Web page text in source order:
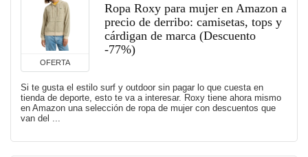
OFERTA
Ropa Roxy para mujer en Amazon a
precio de derribo: camisetas, tops y
cárdigan de marca (Descuento
-77%)
Si te gusta el estilo surf y outdoor sin pagar lo que cuesta en
tienda de deporte, esto te va a interesar. Roxy tiene ahora mismo
en Amazon una selección de ropa de mujer con descuentos que
van del ...